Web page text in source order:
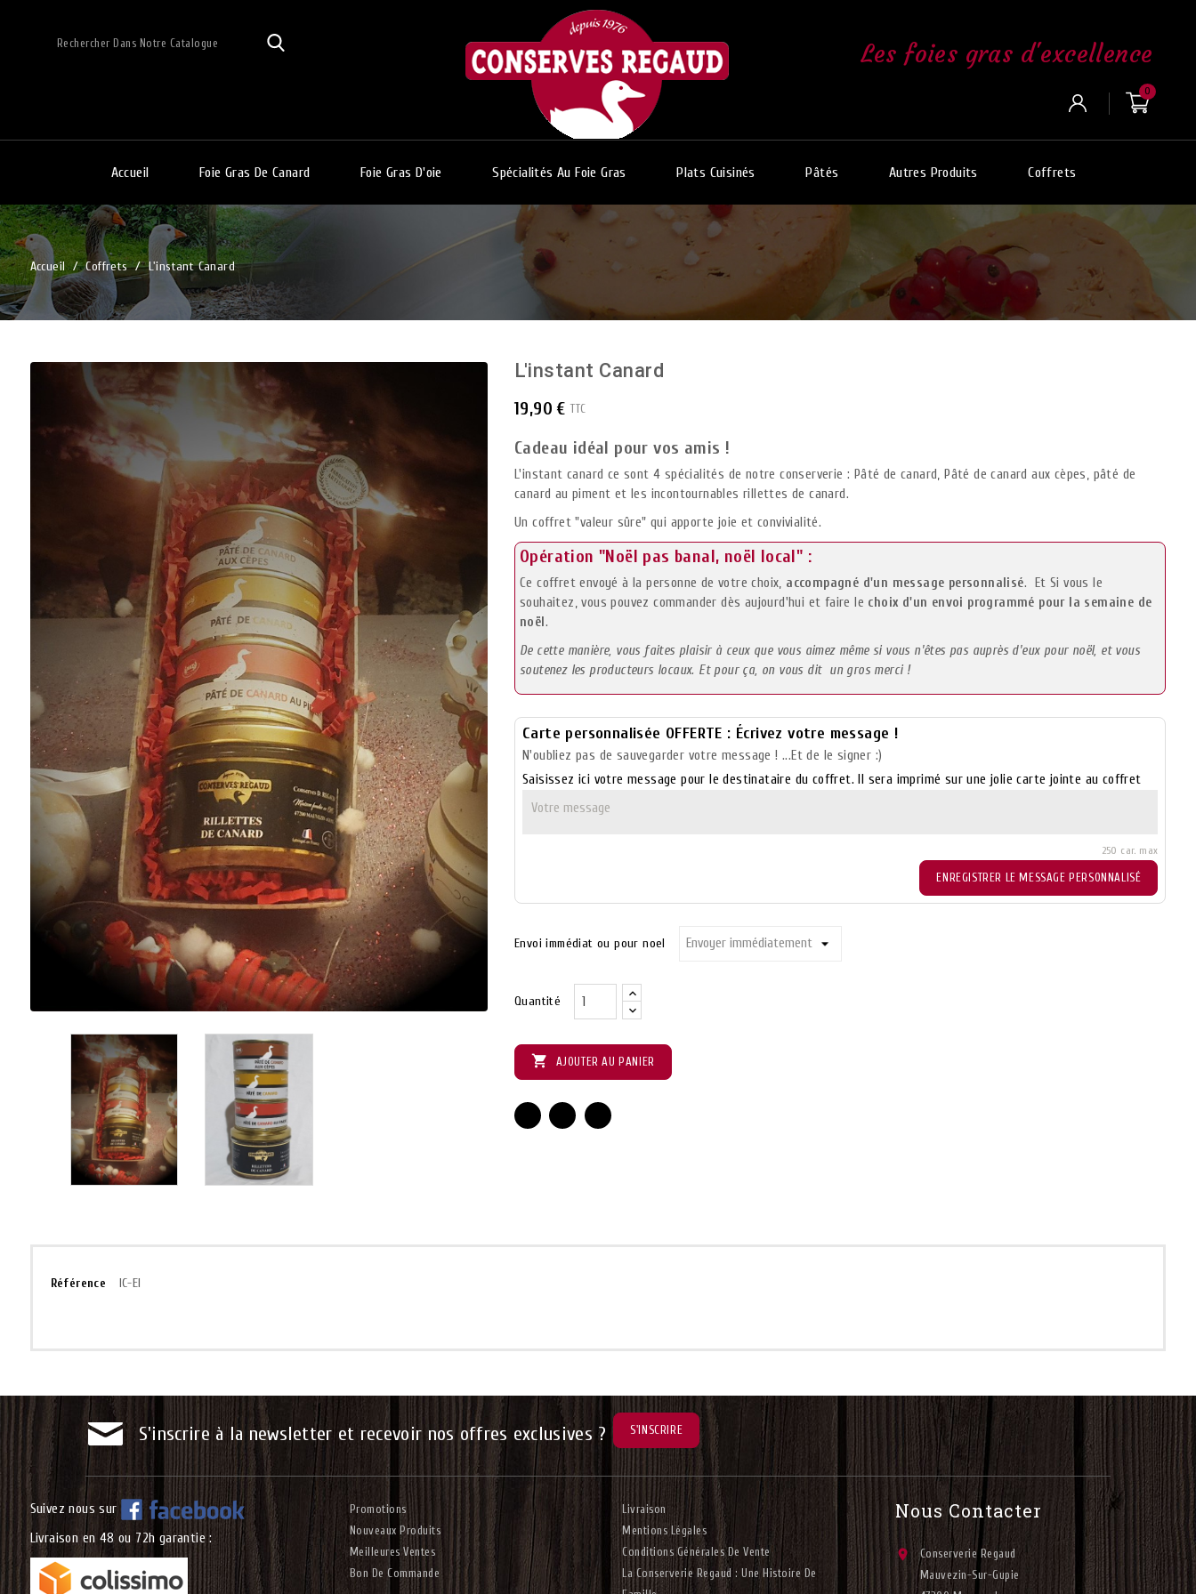
Les foies gras d'excellence
0
Accueil Foie Gras De Canard Foie Gras D'oie Spécialités Au Foie Gras Plats Cuisinés Pâtés Autres Produits Coffrets
Accueil Coffrets L'instant Canard
L'instant Canard
19,90 € TTC
Cadeau idéal pour vos amis !
L'instant canard ce sont 4 spécialités de notre conserverie : Pâté de canard, Pâté de canard aux cèpes, pâté de
canard au piment et les incontournables rillettes de canard.
Un coffret "valeur sûre" qui apporte joie et convivialité.
Opération "Noël pas banal, noël local" :
Ce coffret envoyé à la personne de votre choix, accompagné d'un message personnalisé. Et Si vous le
souhaitez, vous pouvez commander dès aujourd'hui et faire le choix d'un envoi programmé pour la semaine de
noël .
De cette manière, vous faites plaisir à ceux que vous aimez même si vous n'êtes pas auprès d'eux pour noël, et vous
soutenez les producteurs locaux. Et pour ça, on vous dit un gros merci !
Carte personnalisée OFFERTE : Écrivez votre message !
N'oubliez pas de sauvegarder votre message ! ...Et de le signer :)
Saisissez ici votre message pour le destinataire du coffret. Il sera imprimé sur une jolie carte jointe au coffret
250 car. max
ENREGISTRER LE MESSAGE PERSONNALISÉ
Envoi immédiat ou pour noel
Quantité
 AJOUTER AU PANIER
Référence IC-EI
S'inscrire à la newsletter et recevoir nos offres exclusives ?
Suivez nous sur
Livraison en 48 ou 72h garantie :
Promotions
Nouveaux Produits
Meilleures Ventes
Bon De Commande
Livraison
Mentions Légales
Conditions Générales De Vente
La Conserverie Regaud : Une Histoire De
Nous Contacter

Conserverie Regaud
Mauvezin-Sur-Gupie